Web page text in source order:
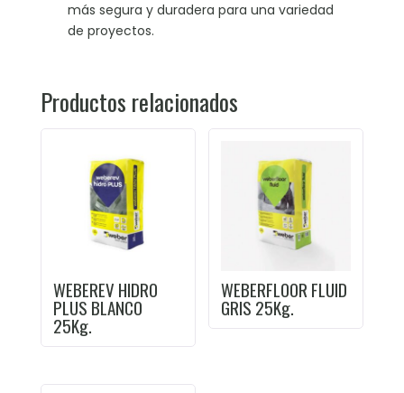
más segura y duradera para una variedad
de proyectos.
Productos relacionados
WEBEREV HIDRO
PLUS BLANCO
25Kg.
WEBERFLOOR FLUID
GRIS 25Kg.